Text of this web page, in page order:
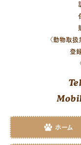
〈動物取
登
ホーム